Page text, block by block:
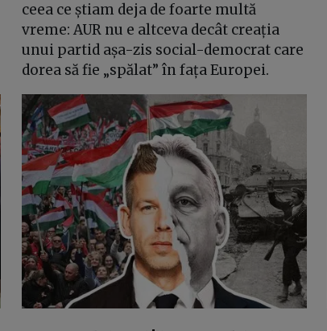
ceea ce știam deja de foarte multă
vreme: AUR nu e altceva decât creația
unui partid așa-zis social-democrat care
dorea să fie „spălat” în fața Europei.